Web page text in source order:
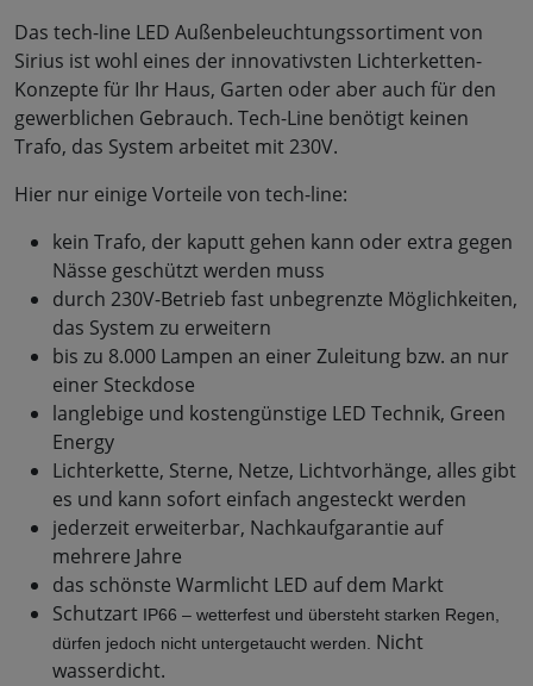
Das tech-line LED Außenbeleuchtungssortiment von
Sirius ist wohl eines der innovativsten Lichterketten-
Konzepte für Ihr Haus, Garten oder aber auch für den
gewerblichen Gebrauch. Tech-Line benötigt keinen
Trafo, das System arbeitet mit 230V.
Hier nur einige Vorteile von tech-line:
kein Trafo, der kaputt gehen kann oder extra gegen
Nässe geschützt werden muss
durch 230V-Betrieb fast unbegrenzte Möglichkeiten,
das System zu erweitern
bis zu 8.000 Lampen an einer Zuleitung bzw. an nur
einer Steckdose
langlebige und kostengünstige LED Technik, Green
Energy
Lichterkette, Sterne, Netze, Lichtvorhänge, alles gibt
es und kann sofort einfach angesteckt werden
jederzeit erweiterbar, Nachkaufgarantie auf
mehrere Jahre
das schönste Warmlicht LED auf dem Markt
Schutzart IP66 – wetterfest und übersteht starken Regen,
dürfen jedoch nicht untergetaucht werden. Nicht
wasserdicht.